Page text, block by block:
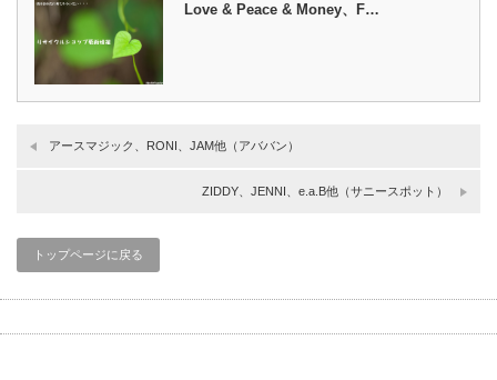
Love & Peace & Money、F…
アースマジック、RONI、JAM他（アババン）
ZIDDY、JENNI、e.a.B他（サニースポット）
トップページに戻る